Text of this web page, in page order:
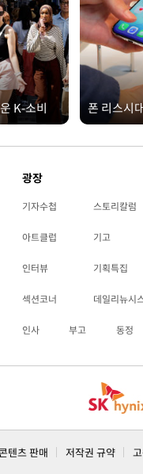
K-소비 폰 리스시
광장
기자수첩 스토리칼럼
아트클럽 기고
인터뷰 기획특집
섹션코너 데일리뉴시
인사 부고 동정
텐츠 판매 저작권 규약